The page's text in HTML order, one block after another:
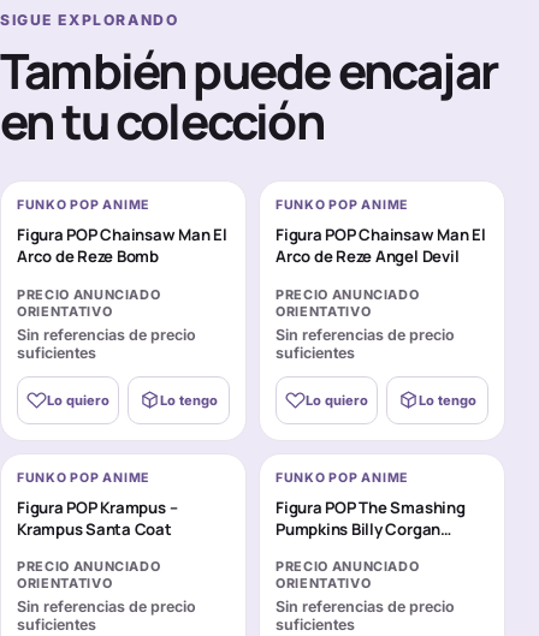
SIGUE EXPLORANDO
También puede encajar
en tu colección
FUNKO POP ANIME
Figura POP Chainsaw Man El
Arco de Reze Bomb
PRECIO ANUNCIADO
ORIENTATIVO
Sin referencias de precio
suficientes
Lo quiero Lo tengo
FUNKO POP ANIME
Figura POP Chainsaw Man El
Arco de Reze Angel Devil
PRECIO ANUNCIADO
ORIENTATIVO
Sin referencias de precio
suficientes
Lo quiero Lo tengo
FUNKO POP ANIME
Figura POP Krampus –
Krampus Santa Coat
PRECIO ANUNCIADO
ORIENTATIVO
Sin referencias de precio
suficientes
FUNKO POP ANIME
Figura POP The Smashing
Pumpkins Billy Corgan
PRECIO ANUNCIADO
ORIENTATIVO
Sin referencias de precio
suficientes